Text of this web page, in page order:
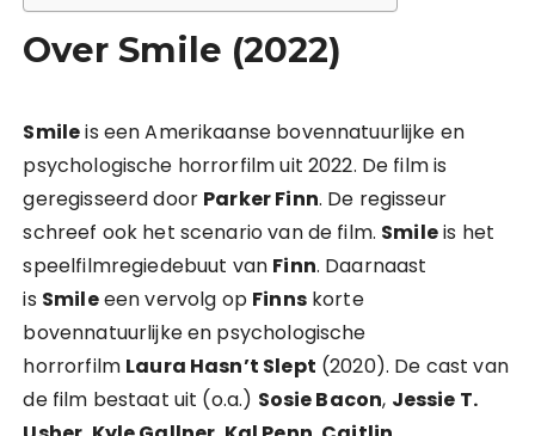
Over Smile (2022)
Smileis een Amerikaanse bovennatuurlijke en
psychologische horrorfilm uit 2022. De film is
geregisseerd door Parker Finn. De regisseur
schreef ook het scenario van de film. Smileis het
speelfilmregiedebuut van Finn. Daarnaast
is Smileeen vervolg op Finnskorte
bovennatuurlijke en psychologische
horrorfilm Laura Hasn’t Slept (2020). De cast van
de film bestaat uit (o.a.) Sosie Bacon, Jessie T.